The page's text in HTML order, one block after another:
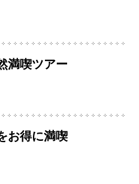
満喫ツアー
お得に満喫